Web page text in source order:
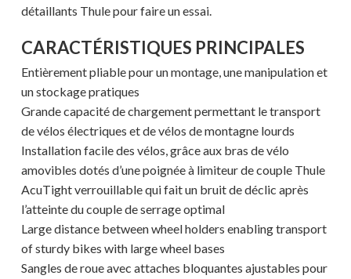
détaillants Thule pour faire un essai.
CARACTÉRISTIQUES PRINCIPALES
Entièrement pliable pour un montage, une manipulation et
un stockage pratiques
Grande capacité de chargement permettant le transport
de vélos électriques et de vélos de montagne lourds
Installation facile des vélos, grâce aux bras de vélo
amovibles dotés d’une poignée à limiteur de couple Thule
AcuTight verrouillable qui fait un bruit de déclic après
l’atteinte du couple de serrage optimal
Large distance between wheel holders enabling transport
of sturdy bikes with large wheel bases
Sangles de roue avec attaches bloquantes ajustables pour